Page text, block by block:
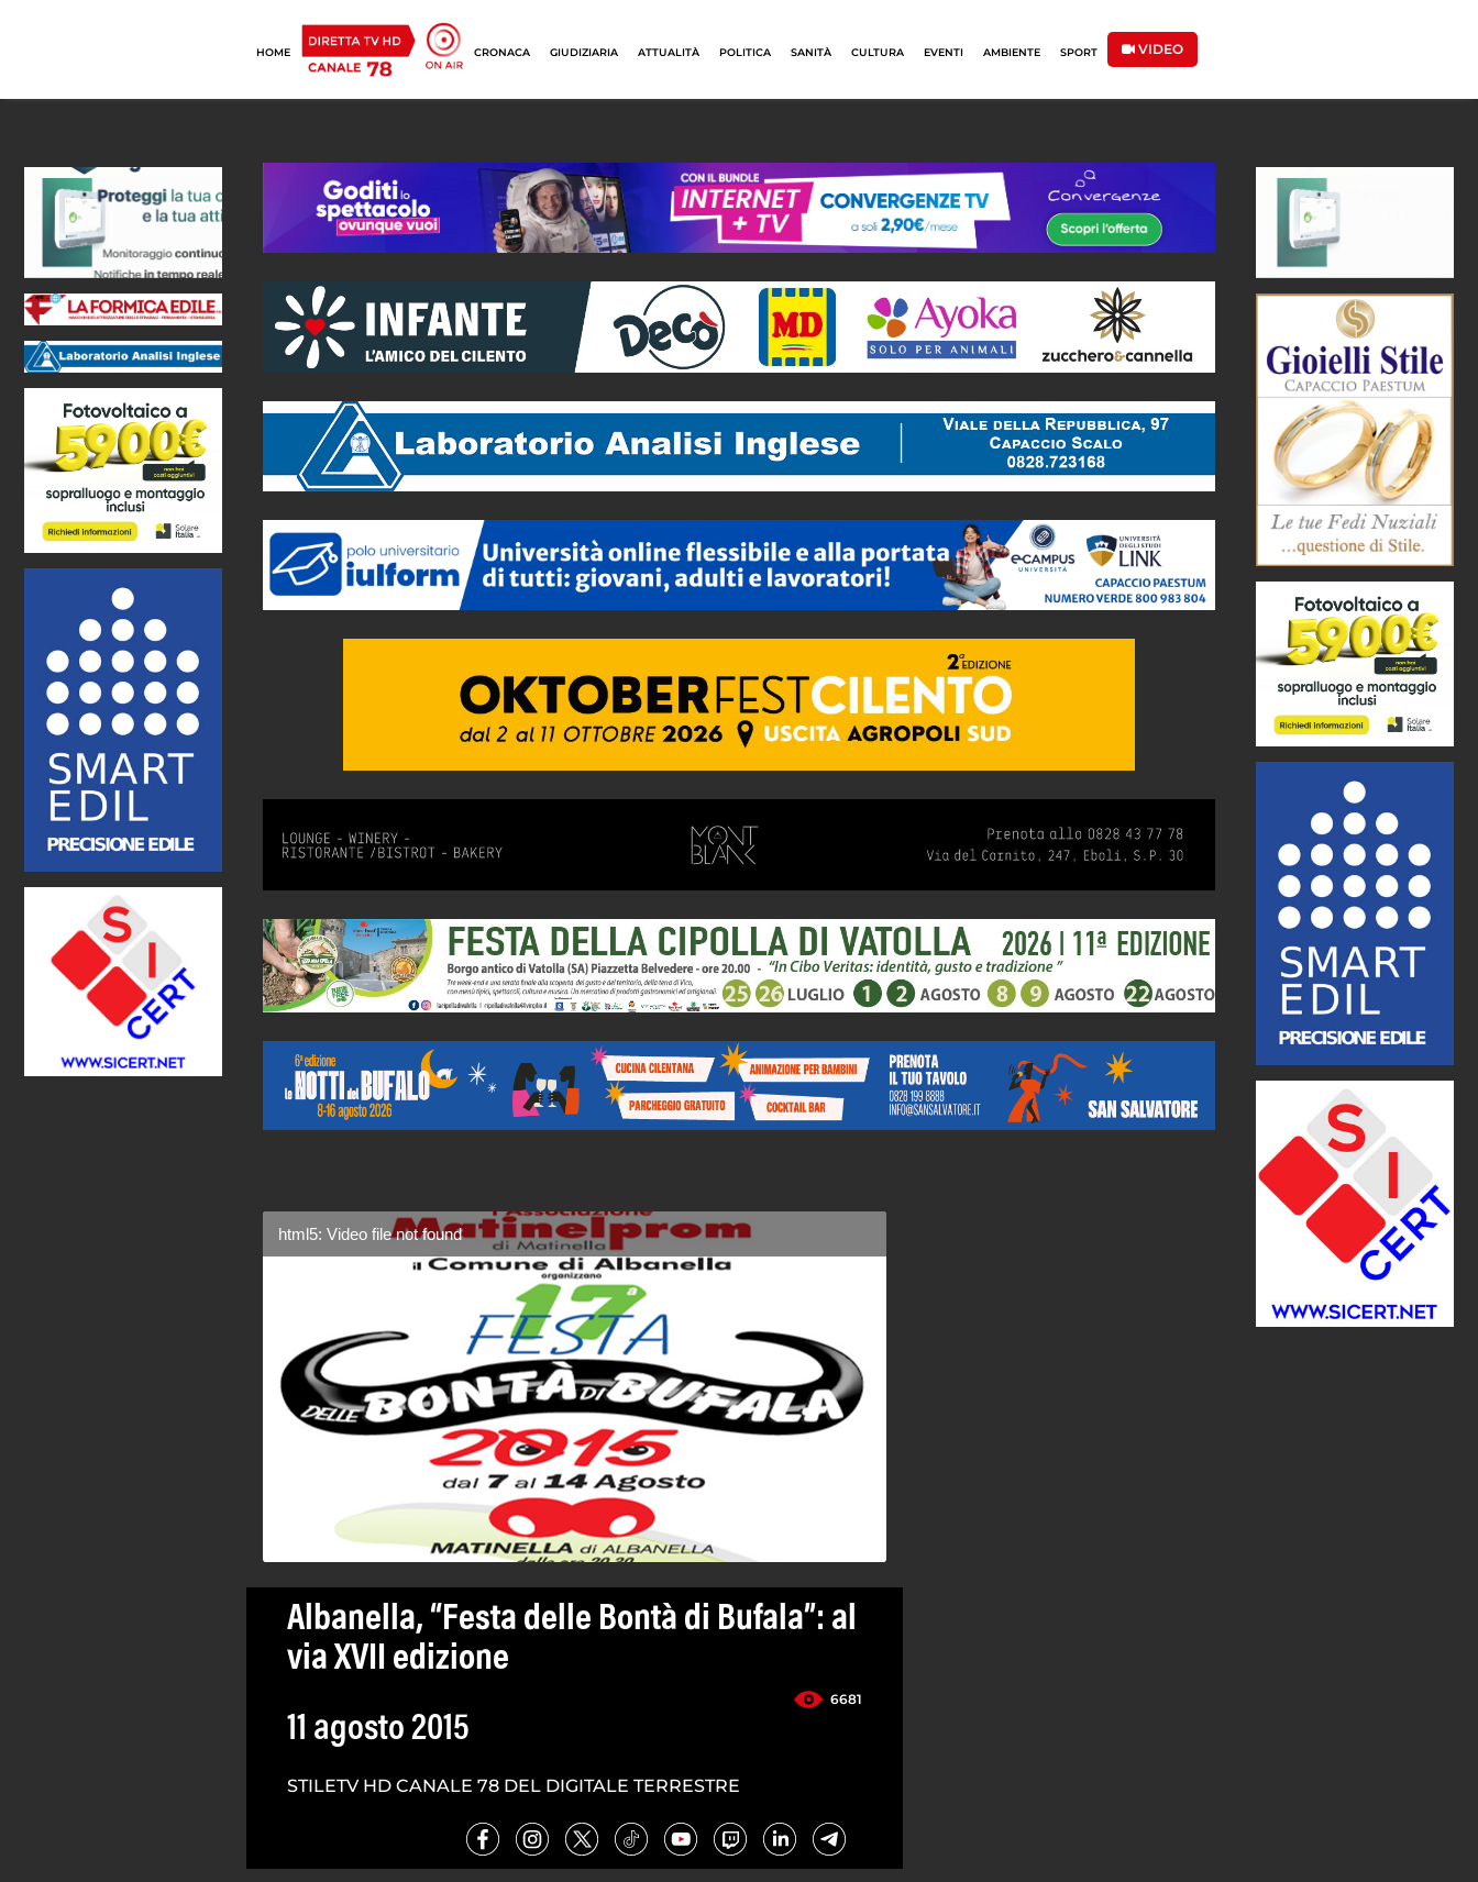
HOME CRONACA GIUDIZIARIA ATTUALITÀ POLITICA SANITÀ CULTURA EVENTI AMBIENTE SPORT VIDEO
html5: Video file not found
Albanella, “Festa delle Bontà di Bufala”: al
via XVII edizione
6681
11 agosto 2015
STILETV HD CANALE 78 DEL DIGITALE TERRESTRE